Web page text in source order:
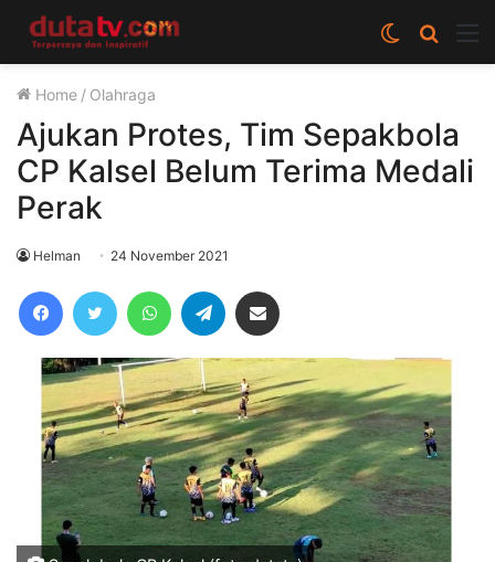
Cari
berita
Switch
skin
Home / Olahraga
Ajukan Protes, Tim Sepakbola
CP Kalsel Belum Terima Medali
Perak
Helman 24 November 2021
FacebookTwitter WhatsAppTelegram